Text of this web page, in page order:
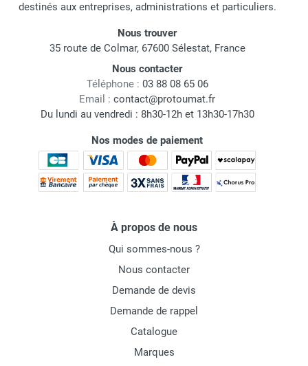
destinés aux entreprises, administrations et particuliers.
Nous trouver
35 route de Colmar, 67600 Sélestat, France
Nous contacter
Téléphone : 03 88 08 65 06
Email : contact@protoumat.fr
Du lundi au vendredi : 8h30-12h et 13h30-17h30
Nos modes de paiement
À propos de nous
Qui sommes-nous ?
Nous contacter
Demande de devis
Demande de rappel
Catalogue
Marques